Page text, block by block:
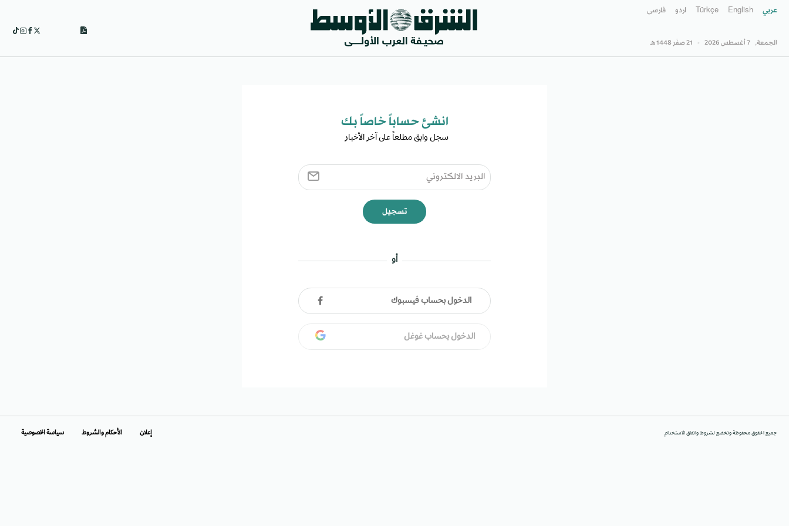
عربي English
Türkçe اردو فارسى
الجمعة, 7 أغسطس 2026 - 21 صفَر 1448 هـ
انشئ حساباً خاصاً بك​
سجل وابق مطلعاً على آخر الأخبار ​
تسجيل
أو
الدخول بحساب فيسبوك
الدخول بحساب غوغل
جميع الحقوق محفوظة وتخضع لشروط واتفاق الاستخدام إعلان الأحكام والشروط سياسة الخصوصية